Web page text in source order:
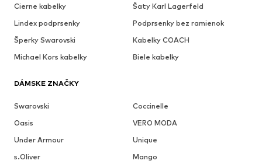
Cierne kabelky
Šaty Karl Lagerfeld
Lindex podprsenky
Podprsenky bez ramienok
Šperky Swarovski
Kabelky COACH
Michael Kors kabelky
Biele kabelky
DÁMSKE ZNAČKY
Swarovski
Coccinelle
Oasis
VERO MODA
Under Armour
Unique
s.Oliver
Mango